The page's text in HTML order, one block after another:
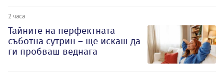
2 часа
Тайните на перфектната
съботна сутрин – ще искаш да
ги пробваш веднага